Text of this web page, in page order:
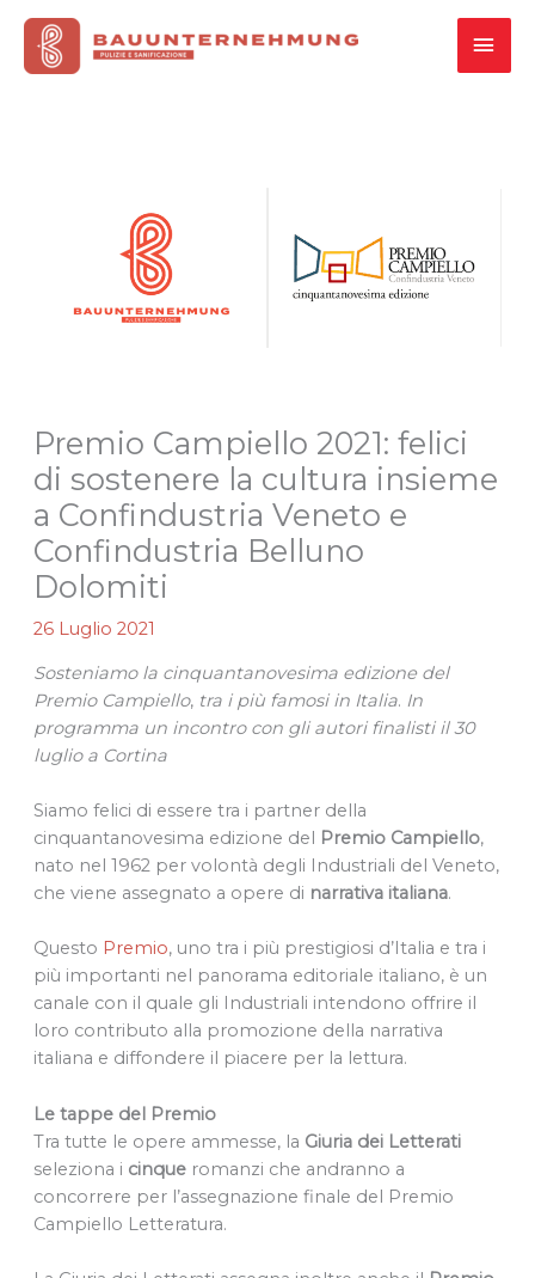
contenuto
Premio Campiello 2021: felici
di sostenere la cultura insieme
a Confindustria Veneto e
Confindustria Belluno
Dolomiti
26 Luglio 2021
Sosteniamo la cinquantanovesima edizione del
Premio Campiello, tra i più famosi in Italia. In
programma un incontro con gli autori finalisti il 30
luglio a Cortina
Siamo felici di essere tra i partner della
cinquantanovesima edizione del Premio Campiello,
nato nel 1962 per volontà degli Industriali del Veneto,
che viene assegnato a opere di narrativa italiana.
Questo Premio, uno tra i più prestigiosi d’Italia e tra i
più importanti nel panorama editoriale italiano, è un
canale con il quale gli Industriali intendono offrire il
loro contributo alla promozione della narrativa
italiana e diffondere il piacere per la lettura.
Le tappe del Premio
Tra tutte le opere ammesse, la Giuria dei Letterati
seleziona i cinque romanzi che andranno a
concorrere per l’assegnazione finale del Premio
Campiello Letteratura.